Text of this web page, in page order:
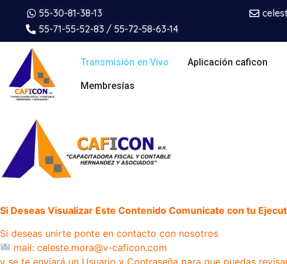
55-30-81-38-13
55-71-55-52-83 / 55-72-58-63-14
Transmisión en Vivo Aplicación caficon
Membresías
Si Deseas Visualizar Este Contenido Comunicate con tu
Si deseas unirte ponte en contacto con nosotros
mail: celeste.mora@v-caficon.com
y se te enviará un Usuario y Contraseña para que puedas